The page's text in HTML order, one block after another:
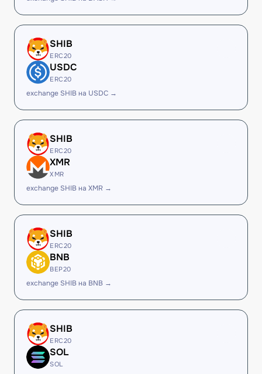
SHIB
ERC20
USDC
ERC20
exchange SHIB на USDC →
SHIB
ERC20
XMR
XMR
exchange SHIB на XMR →
SHIB
ERC20
BNB
BEP20
exchange SHIB на BNB →
SHIB
ERC20
SOL
SOL